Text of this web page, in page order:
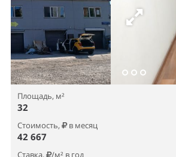
Площадь, м²
32
Стоимость, в месяц
42 667
Ставка, /м² в год